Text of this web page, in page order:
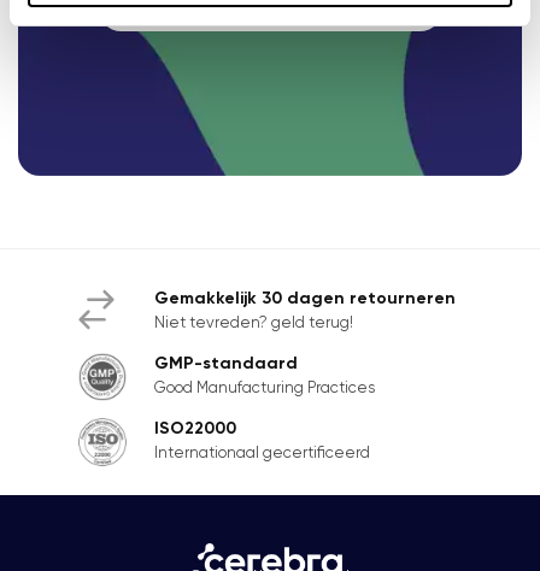
Gemakkelijk 30 dagen retourneren
Niet tevreden? geld terug!
GMP-standaard
Good Manufacturing Practices
ISO22000
Internationaal gecertificeerd